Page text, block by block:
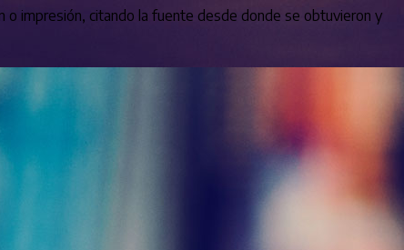
o impresión, citando la fuente desde donde se obtuvieron y